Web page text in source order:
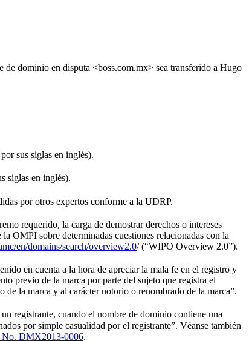
dominio en disputa <boss.com.mx> sea transferido a Hugo
sus siglas en inglés).
siglas en inglés).
por otros expertos conforme a la UDRP.
requerido, la carga de demostrar derechos o intereses
OMPI sobre determinadas cuestiones relacionadas con la
en/domains/search/overview2.0/ (“WIPO Overview 2.0”).
en cuenta a la hora de apreciar la mala fe en el registro y
previo de la marca por parte del sujeto que registra el
la marca y al carácter notorio o renombrado de la marca”.
registrante, cuando el nombre de dominio contiene una
por simple casualidad por el registrante”. Véanse también
No. DMX2013-0006.